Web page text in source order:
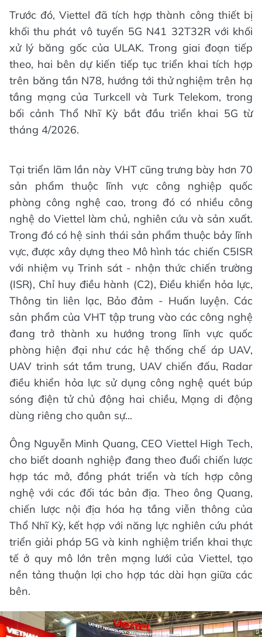
Trước đó, Viettel đã tích hợp thành công thiết bị
khối thu phát vô tuyến 5G N41 32T32R với khối
xử lý băng gốc của ULAK. Trong giai đoạn tiếp
theo, hai bên dự kiến tiếp tục triển khai tích hợp
trên băng tần N78, hướng tới thử nghiệm trên hạ
tầng mạng của Turkcell và Turk Telekom, trong
bối cảnh Thổ Nhĩ Kỳ bắt đầu triển khai 5G từ
tháng 4/2026.
Tại triển lãm lần này VHT cũng trưng bày hơn 70
sản phẩm thuộc lĩnh vực công nghiệp quốc
phòng công nghệ cao, trong đó có nhiều công
nghệ do Viettel làm chủ, nghiên cứu và sản xuất.
Trong đó có hệ sinh thái sản phẩm thuộc bảy lĩnh
vực, được xây dựng theo Mô hình tác chiến C5ISR
với nhiệm vụ Trinh sát - nhận thức chiến trường
(ISR), Chỉ huy điều hành (C2), Điều khiển hỏa lực,
Thông tin liên lạc, Bảo đảm - Huấn luyện. Các
sản phẩm của VHT tập trung vào các công nghệ
đang trở thành xu hướng trong lĩnh vực quốc
phòng hiện đại như các hệ thống chế áp UAV,
UAV trinh sát tầm trung, UAV chiến đấu, Radar
điều khiển hỏa lực sử dụng công nghệ quét búp
sóng điện tử chủ động hai chiều, Mạng di động
dùng riêng cho quân sự...
Ông Nguyễn Minh Quang, CEO Viettel High Tech,
cho biết doanh nghiệp đang theo đuổi chiến lược
hợp tác mở, đồng phát triển và tích hợp công
nghệ với các đối tác bản địa. Theo ông Quang,
chiến lược nội địa hóa hạ tầng viễn thông của
Thổ Nhĩ Kỳ, kết hợp với năng lực nghiên cứu phát
triển giải pháp 5G và kinh nghiệm triển khai thực
tế ở quy mô lớn trên mạng lưới của Viettel, tạo
nền tảng thuận lợi cho hợp tác dài hạn giữa các
bên.